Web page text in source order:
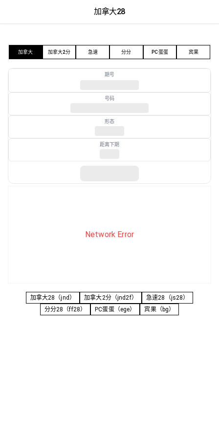
加拿大28
加拿大 加拿大2分 急速 分分 PC蛋蛋 宾果
期号
号码
形态
距离下期
Network Error
加拿大28（jnd） 加拿大2分（jnd2f）
急速28（js28）
分分28（ff28）
PC蛋蛋（ege） 宾果（bg）